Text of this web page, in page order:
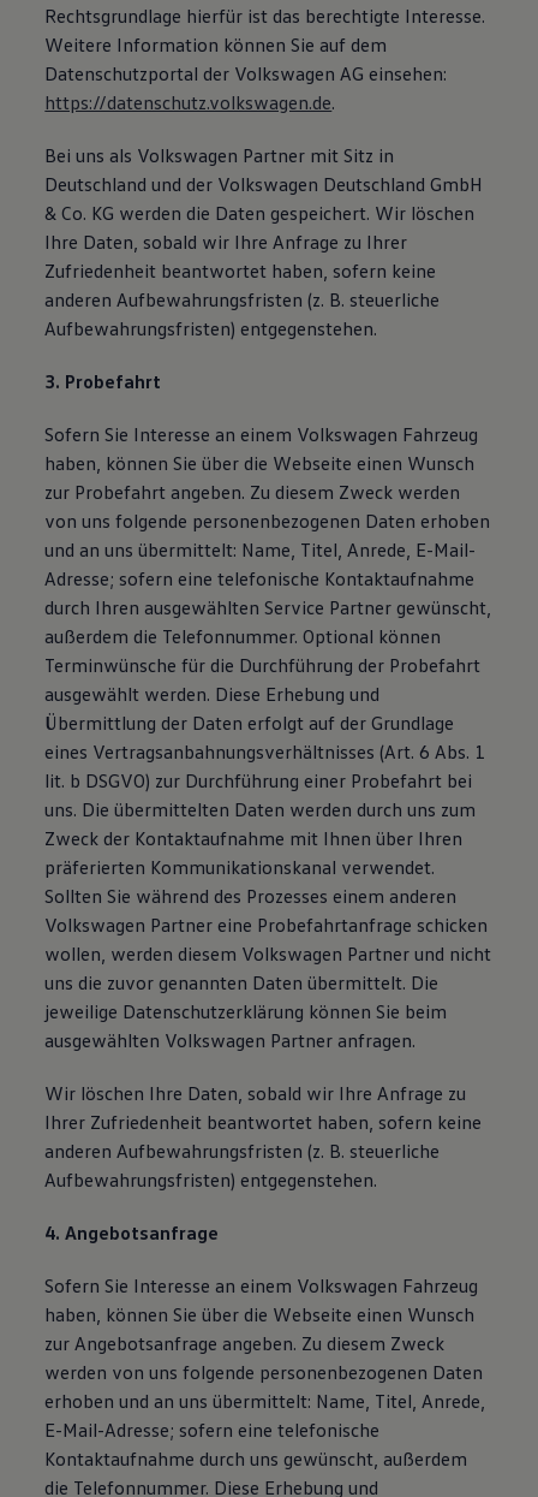
Rechtsgrundlage hierfür ist das berechtigte Interesse.
Weitere Information können Sie auf dem
Datenschutzportal der Volkswagen AG einsehen:
https://datenschutz.volkswagen.de.
Bei uns als Volkswagen Partner mit Sitz in
Deutschland und der Volkswagen Deutschland GmbH
& Co. KG werden die Daten gespeichert. Wir löschen
Ihre Daten, sobald wir Ihre Anfrage zu Ihrer
Zufriedenheit beantwortet haben, sofern keine
anderen Aufbewahrungsfristen (z. B. steuerliche
Aufbewahrungsfristen) entgegenstehen.
3. Probefahrt
Sofern Sie Interesse an einem Volkswagen Fahrzeug
haben, können Sie über die Webseite einen Wunsch
zur Probefahrt angeben. Zu diesem Zweck werden
von uns folgende personenbezogenen Daten erhoben
und an uns übermittelt: Name, Titel, Anrede, E-Mail-
Adresse; sofern eine telefonische Kontaktaufnahme
durch Ihren ausgewählten Service Partner gewünscht,
außerdem die Telefonnummer. Optional können
Terminwünsche für die Durchführung der Probefahrt
ausgewählt werden. Diese Erhebung und
Übermittlung der Daten erfolgt auf der Grundlage
eines Vertragsanbahnungsverhältnisses (Art. 6 Abs. 1
lit. b DSGVO) zur Durchführung einer Probefahrt bei
uns. Die übermittelten Daten werden durch uns zum
Zweck der Kontaktaufnahme mit Ihnen über Ihren
präferierten Kommunikationskanal verwendet.
Sollten Sie während des Prozesses einem anderen
Volkswagen Partner eine Probefahrtanfrage schicken
wollen, werden diesem Volkswagen Partner und nicht
uns die zuvor genannten Daten übermittelt. Die
jeweilige Datenschutzerklärung können Sie beim
ausgewählten Volkswagen Partner anfragen.
Wir löschen Ihre Daten, sobald wir Ihre Anfrage zu
Ihrer Zufriedenheit beantwortet haben, sofern keine
anderen Aufbewahrungsfristen (z. B. steuerliche
Aufbewahrungsfristen) entgegenstehen.
4. Angebotsanfrage
Sofern Sie Interesse an einem Volkswagen Fahrzeug
haben, können Sie über die Webseite einen Wunsch
zur Angebotsanfrage angeben. Zu diesem Zweck
werden von uns folgende personenbezogenen Daten
erhoben und an uns übermittelt: Name, Titel, Anrede,
E-Mail-Adresse; sofern eine telefonische
Kontaktaufnahme durch uns gewünscht, außerdem
die Telefonnummer. Diese Erhebung und